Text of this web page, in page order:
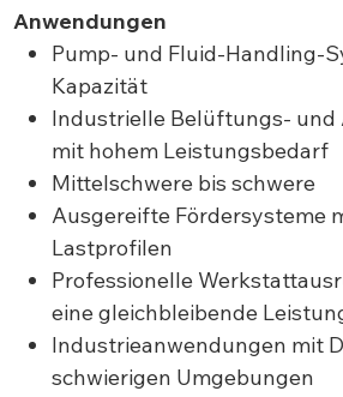
Anwendungen
Pump- und Fluid-Handling-
Kapazität
Industrielle Belüftungs- und
mit hohem Leistungsbedarf
Mittelschwere bis schwere
Ausgereifte Fördersysteme
Lastprofilen
Professionelle
eine gleichbleibende
Industrieanwendungen mit
schwierigen Umgebungen